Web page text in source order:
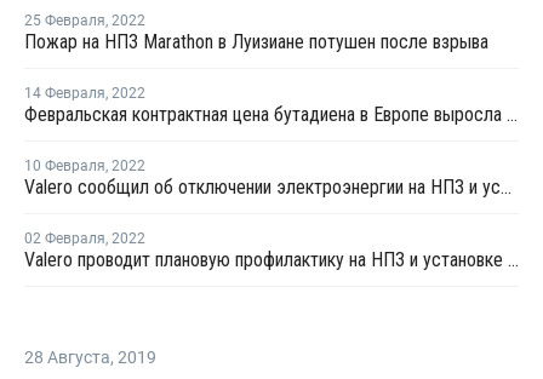
25 Февраля, 2022
Пожар на НПЗ Marathon в Луизиане потушен после взрыва
14 Февраля, 2022
Февральская контрактная цена бутадиена в Европе выросла на EUR50 за тонну
10 Февраля, 2022
Valero сообщил об отключении электроэнергии на НПЗ и установках пропилена в Хьюстоне
02 Февраля, 2022
Valero проводит плановую профилактику на НПЗ и установке каткрекинга в Техасе
28 Августа, 2019